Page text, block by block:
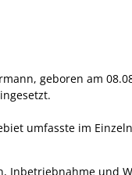
, geboren am
umfasste im
Inbetriebnahme und